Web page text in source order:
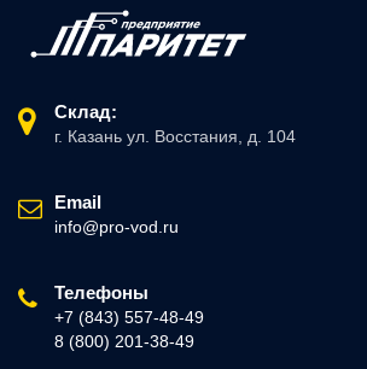
Склад:
г. Казань ул. Восстания, д. 104
Email
info@pro-vod.ru
Телефоны
+7 (843) 557-48-49
8 (800) 201-38-49